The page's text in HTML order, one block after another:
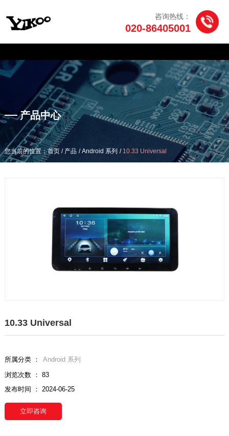
您当前的位置：首页/产品 / Android 系列 /10.33 Universal
咨询热线：
020-86405001
产品中心
您当前的位置：首页 / 产品 /Android 系列 / 10.33 Universal
10.33 Universal
所属分类 ：
Android 系列
浏览次数 ： 83
发布时间 ： 2024-06-25
立即咨询